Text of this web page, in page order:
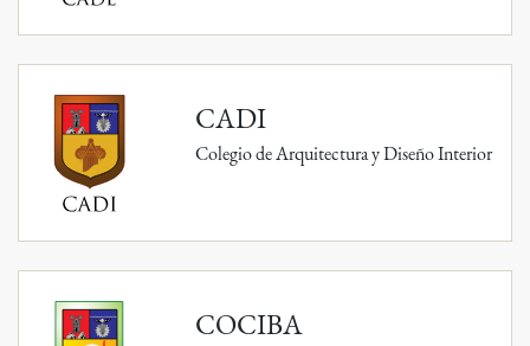
CADI
Colegio de Arquitectura y Diseño Interior
COCIBA